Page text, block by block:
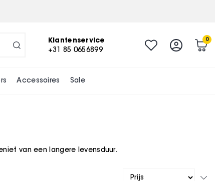
Klantenservice
+31 85 0656899
0
Accessoires Sale
van een langere levensduur.